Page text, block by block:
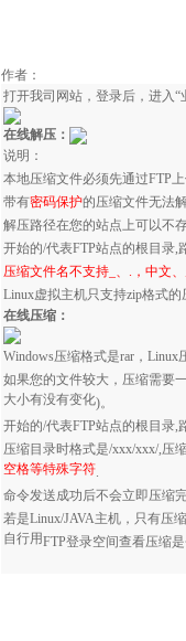
作者：
打开我司网站，登录后，进入
在线解压：
说明：
本地压缩文件必须先通过FTP
带有密码保护的压缩文件无法
解压路径在您的站点上可以不
开始的/代表FTP站点的根目录,
压缩文件名不支持 、 . ，中文
Linux虚拟主机只支持zip格式的
在线压缩：
Windows压缩格式是rar ， Linux
如果您的文件较大，压缩需要
大小有没有变化)。
开始的/代表FTP站点的根目录,
压缩目录时格式是/xxx/xxx/,压
空格等特殊字符.
命令发送成功后不会立即压缩
若是Linux/JAVA主机，只有压
自行用FTP登录空间查看压缩